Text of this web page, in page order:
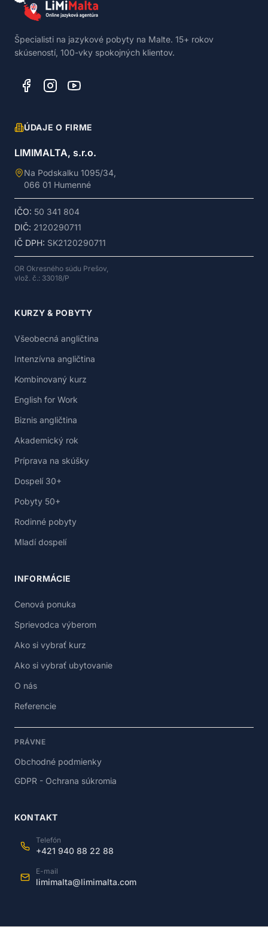
Špecialisti na jazykové pobyty na Malte. 15+ rokov
skúseností, 100-vky spokojných klientov.
ÚDAJE O FIRME
LIMIMALTA, s.r.o.
Na Podskalku 1095/34,
066 01 Humenné
IČO: 50 341 804
DIČ: 2120290711
IČ DPH: SK2120290711
OR Okresného súdu Prešov,
vlož. č.: 33018/P
KURZY & POBYTY
Všeobecná angličtina
Intenzívna angličtina
Kombinovaný kurz
English for Work
Biznis angličtina
Akademický rok
Príprava na skúšky
Dospelí 30+
Pobyty 50+
Rodinné pobyty
Mladí dospelí
INFORMÁCIE
Cenová ponuka
Sprievodca výberom
Ako si vybrať kurz
Ako si vybrať ubytovanie
O nás
Referencie
PRÁVNE
Obchodné podmienky
GDPR - Ochrana súkromia
KONTAKT
Telefón
+421 940 88 22 88
E-mail
limimalta@limimalta.com